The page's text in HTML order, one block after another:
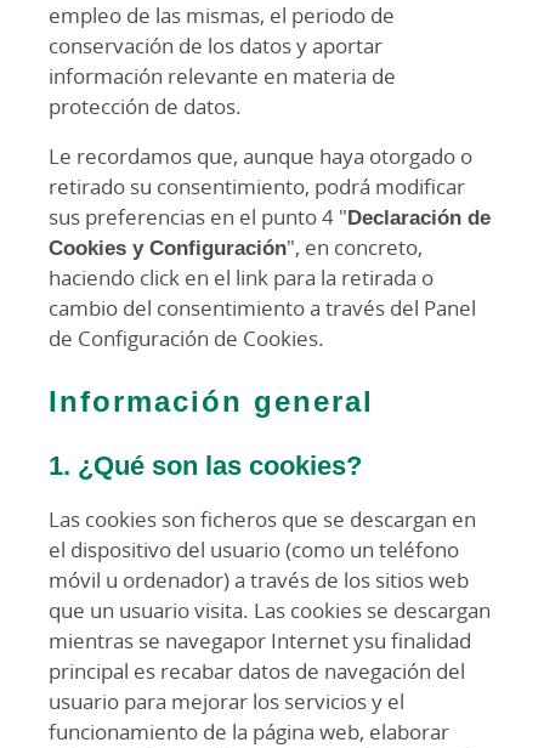
empleo de las mismas, el periodo de
conservación de los datos y aportar
información relevante en materia de
protección de datos.
Le recordamos que, aunque haya otorgado o
retirado su consentimiento, podrá modificar
sus preferencias en el punto 4 "Declaración de
Cookies y Configuración", en concreto,
haciendo click en el link para la retirada o
cambio del consentimiento a través del Panel
de Configuración de Cookies.
Información general
1. ¿Qué son las cookies?
Las cookies son ficheros que se descargan en
el dispositivo del usuario (como un teléfono
móvil u ordenador) a través de los sitios web
que un usuario visita. Las cookies se descargan
mientras se navegapor Internet ysu finalidad
principal es recabar datos de navegación del
usuario para mejorar los servicios y el
funcionamiento de la página web, elaborar